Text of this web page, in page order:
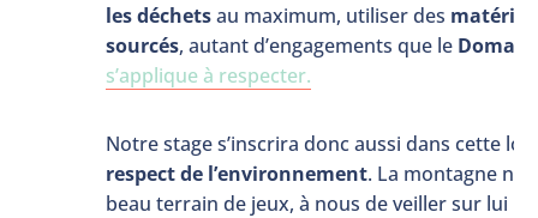
les déchetsau maximum, utiliser des
sourcés, autant d’engagements que le
s’applique à respecter.
Notre stage s’inscrira donc aussi dans cette
respect de l’environnement. La montagne
beau terrain de jeux, à nous de veiller sur lui !